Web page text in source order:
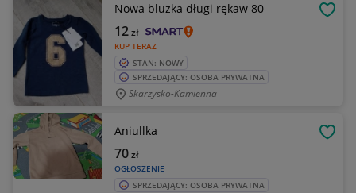
Nowa bluzka długi rękaw 80
KUP TERAZ
12zł
STAN: NOWY
SPRZEDAJĄCY: OSOBA PRYWATNA
Skarżysko-Kamienna
Aniullka
OGŁOSZENIE
70zł
SPRZEDAJĄCY: OSOBA PRYWATNA